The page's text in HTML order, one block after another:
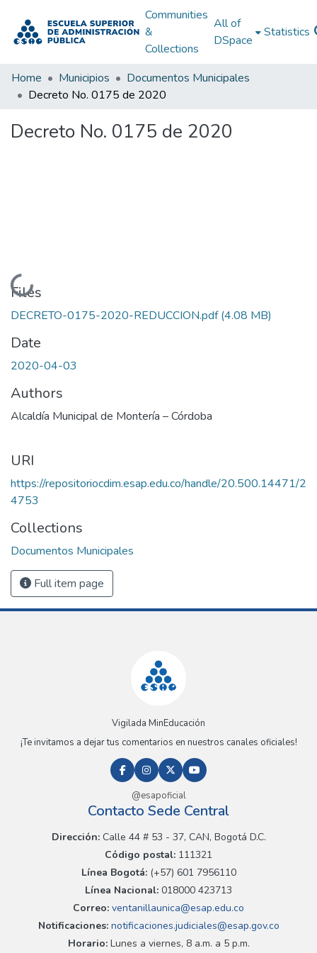
Communities
&
Collections
All of
DSpace
Statistics
Home Municipios
Documentos Municipales
Decreto No. 0175 de 2020
Decreto No. 0175 de 2020
Loading...
Files
DECRETO-0175-2020-REDUCCION.pdf(4.08 MB)
Date
2020-04-03
Authors
Alcaldía Municipal de Montería – Córdoba
URI
https://repositoriocdim.esap.edu.co/handle/20.500.14471/2
4753
Collections
Documentos Municipales
Full item page
Vigilada MinEducación
¡Te invitamos a dejar tus comentarios en nuestros canales oficiales!
@esapoficial
Contacto Sede Central
Dirección:Calle 44 # 53 - 37, CAN, Bogotá D.C.
Código postal: 111321
Línea Bogotá:(+57) 601 7956110
Línea Nacional: 018000 423713
Correo: ventanillaunica@esap.edu.co
Notificaciones:notificaciones.judiciales@esap.gov.co
Horario:Lunes a viernes, 8 a.m. a 5 p.m.